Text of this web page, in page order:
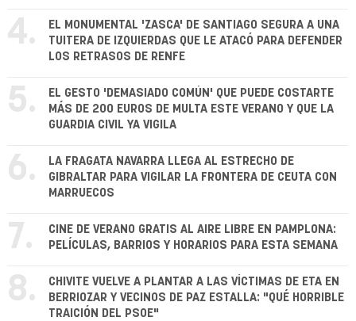
4.
EL MONUMENTAL 'ZASCA' DE SANTIAGO SEGURA A UNA
TUITERA DE IZQUIERDAS QUE LE ATACÓ PARA DEFENDER
LOS RETRASOS DE RENFE
5.
EL GESTO 'DEMASIADO COMÚN' QUE PUEDE COSTARTE
MÁS DE 200 EUROS DE MULTA ESTE VERANO Y QUE LA
GUARDIA CIVIL YA VIGILA
6.
LA FRAGATA NAVARRA LLEGA AL ESTRECHO DE
GIBRALTAR PARA VIGILAR LA FRONTERA DE CEUTA CON
MARRUECOS
7.
CINE DE VERANO GRATIS AL AIRE LIBRE EN PAMPLONA:
PELÍCULAS, BARRIOS Y HORARIOS PARA ESTA SEMANA
8.
CHIVITE VUELVE A PLANTAR A LAS VÍCTIMAS DE ETA EN
BERRIOZAR Y VECINOS DE PAZ ESTALLA: "QUÉ HORRIBLE
TRAICIÓN DEL PSOE"